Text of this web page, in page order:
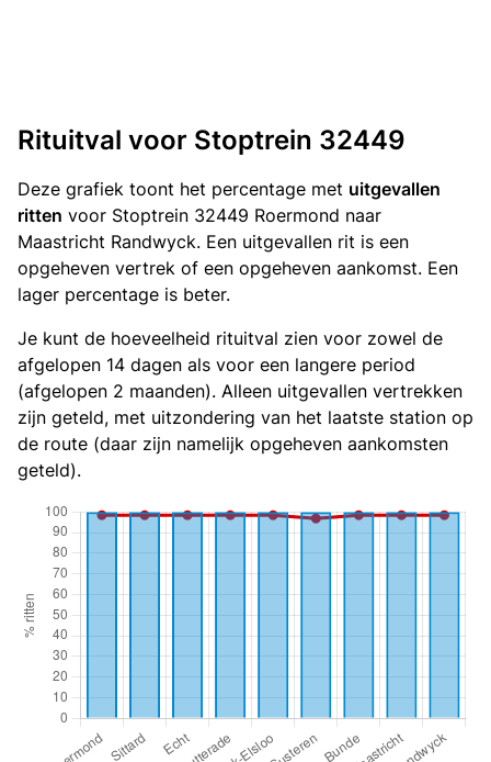
Rituitval voor Stoptrein 32449
Deze grafiek toont het percentage met uitgevallen
ritten voor Stoptrein 32449 Roermond naar
Maastricht Randwyck. Een uitgevallen rit is een
opgeheven vertrek of een opgeheven aankomst. Een
lager percentage is beter.
Je kunt de hoeveelheid rituitval zien voor zowel de
afgelopen 14 dagen als voor een langere period
(afgelopen 2 maanden). Alleen uitgevallen vertrekken
zijn geteld, met uitzondering van het laatste station op
de route (daar zijn namelijk opgeheven aankomsten
geteld).